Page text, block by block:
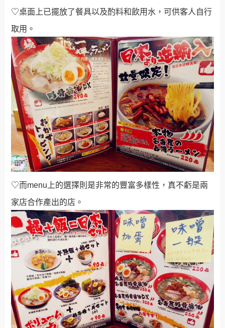
♡桌面上已擺放了餐具以及酌料和飲用水，可供客人自行
取用 。
♡而menu上的選擇則是非常的豐富多樣性，真不虧是兩
家店合作產出的店 。